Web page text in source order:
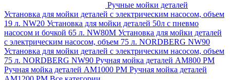
Ручные мойки деталей
Установка для мойки деталей с электрическим насосом, объем
19 л. NW20 Установка для мойки деталей 50л с пневмо
насосом и бочкой 65 л. NW80M Установка для мойки деталей
с электрическим насосом, объем 75 л. NORDBERG NW90
Установка для мойки деталей с электрическим насосом, объем
75 л. NORDBERG NW90 Ручная мойка деталей АМ800 РМ
Ручная мойка деталей АМ1000 РМ Ручная мойка деталей